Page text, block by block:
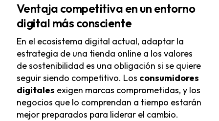
Ventaja competitiva en un entorno
digital más consciente
En el ecosistema digital actual, adaptar la
estrategia de una tienda online a los valores
de sostenibilidad es una obligación si se quiere
seguir siendo competitivo. Los consumidores
digitales exigen marcas comprometidas, y los
negocios que lo comprendan a tiempo estarán
mejor preparados para liderar el cambio.